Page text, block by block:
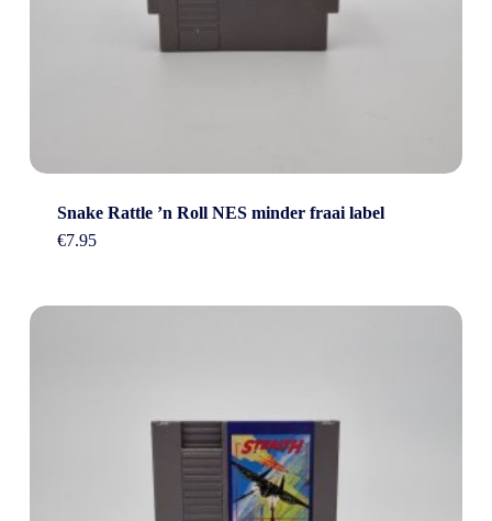
Snake Rattle ’n Roll NES minder fraai label
€7.95